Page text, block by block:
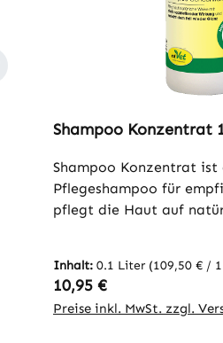
Shampoo Konzentrat
Shampoo Konzentrat ist
Pflegeshampoo für
pflegt die Haut auf
gereinigt und
vorgebeugt. Shampoo
ergiebig.
Inhalt: 0.1 Liter (109,50 € /
Regulärer Preis:
10,95 €
Preise inkl. MwSt. zzgl.